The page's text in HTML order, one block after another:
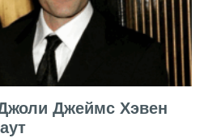
Джеймс Хэвен